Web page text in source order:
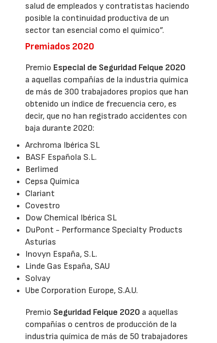
salud de empleados y contratistas haciendo
posible la continuidad productiva de un
sector tan esencial como el químico”.
Premiados 2020
Premio Especial de Seguridad Feique 2020
a aquellas compañías de la industria química
de más de 300 trabajadores propios que han
obtenido un índice de frecuencia cero, es
decir, que no han registrado accidentes con
baja durante 2020:
Archroma Ibérica SL
BASF Española S.L.
Berlimed
Cepsa Química
Clariant
Covestro
Dow Chemical Ibérica SL
DuPont - Performance Specialty Products
Asturias
Inovyn España, S.L.
Linde Gas España, SAU
Solvay
Ube Corporation Europe, S.A.U.
Premio Seguridad Feique 2020 a aquellas
compañías o centros de producción de la
industria química de más de 50 trabajadores